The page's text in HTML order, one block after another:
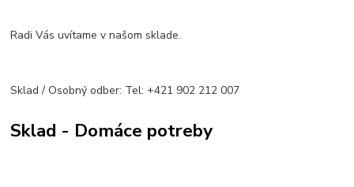
Radi Vás uvítame v našom sklade.
Sklad / Osobný odber: Tel: +421 902 212 007
Sklad - Domáce potreby